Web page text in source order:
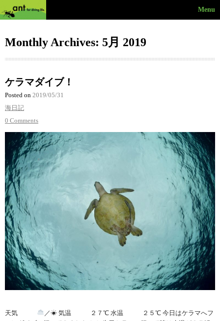
Menu
Monthly Archives: 5月 2019
ケラマダイブ！
Posted on 2019/05/31
海日記
0 Comments
天気
／☀︎ 気温 ２７℃ 水温 ２５℃ 今日はケラマへフ